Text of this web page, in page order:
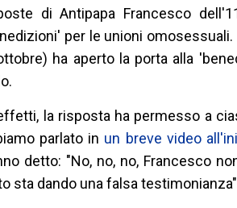
di Antipapa Francesco
per le unioni
ha aperto la porta alla
la risposta ha permesso a
parlato in un breve video
detto: "No, no, no, Francesco
sta dando una falsa